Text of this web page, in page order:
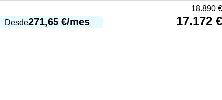
Desde271,65 €/mes
18.890€
17.172 €